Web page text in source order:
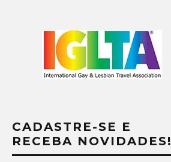
CADASTRE-SE E
RECEBA NOVIDADES!